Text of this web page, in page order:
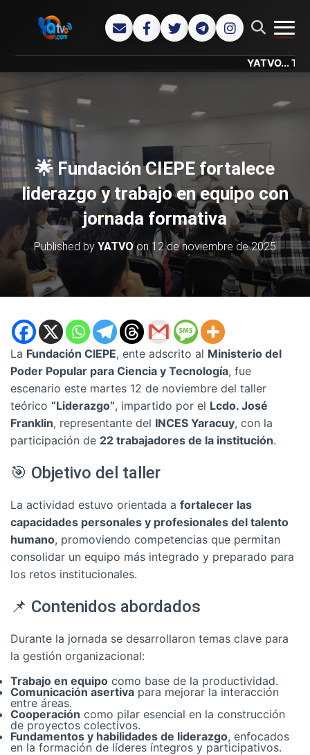
YATVO... Tu
🌟 Fundación CIEPE fortalece
liderazgo y trabajo en equipo con
jornada formativa
Published by YATVOon 12 de noviembre de 2025
La Fundación CIEPE, ente adscrito al Ministerio del
Poder Popular para Ciencia y Tecnología, fue
escenario este martes 12 de noviembre del taller
teórico “Liderazgo”, impartido por el Lcdo. José
Franklin, representante del INCES Yaracuy, con la
participación de 22 trabajadores de la institución.
🎯 Objetivo del taller
La actividad estuvo orientada a fortalecer las
capacidades personales y profesionales del talento
humano, promoviendo competencias que permitan
consolidar un equipo más integrado y preparado para
los retos institucionales.
📌 Contenidos abordados
Durante la jornada se desarrollaron temas clave para
la gestión organizacional:
Trabajo en equipo como base de la productividad.
Comunicación asertiva para mejorar la interacción
entre áreas.
Cooperación como pilar esencial en la construcción
de proyectos colectivos.
Fundamentos y habilidades de liderazgo, enfocados
en la formación de líderes íntegros y participativos.